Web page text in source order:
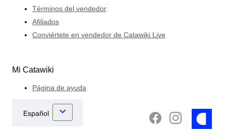
Términos del vendedor
Afiliados
Conviértete en vendedor de Catawiki Live
Mi Catawiki
Página de ayuda